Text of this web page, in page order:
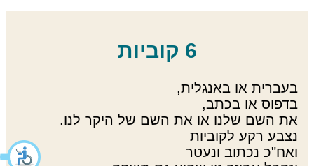
6 קוביות
בעברית או באנגלית,
בדפוס או בכתב,
את השם שלנו או את השם של היקר לנו.
נצבע רקע לקוביות
ואח"כ נכתוב ונעטר